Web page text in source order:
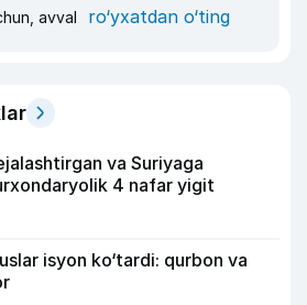
avval ro‘yxatdan o‘ting
va Suriyaga
4 nafar yigit
isyon ko‘tardi: qurbon va